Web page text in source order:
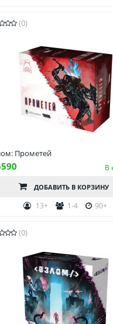
(0)
Прометей
В
ДОБАВИТЬ В КОРЗИНУ
13+ 1-4 90+
(0)